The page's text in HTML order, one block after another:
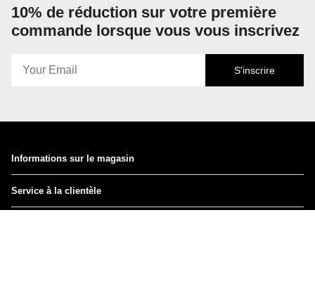
10% de réduction sur votre première
commande lorsque vous vous inscrivez
S'inscrire
Informations sur le magasin
Service à la clientèle